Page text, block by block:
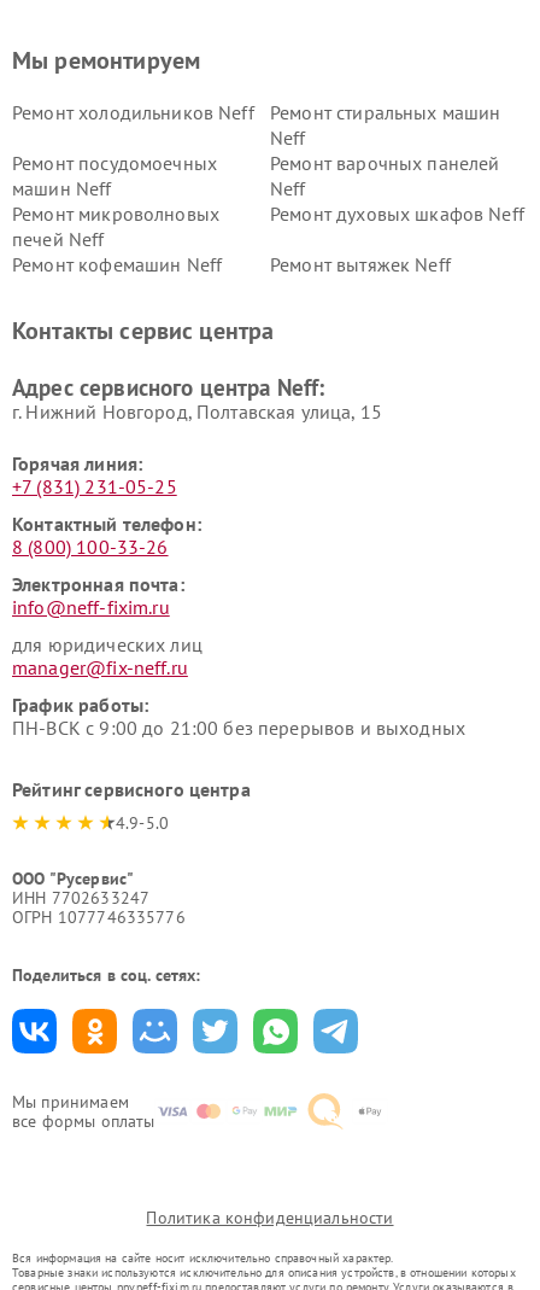
Мы принимаем
все формы оплаты
Мы ремонтируем
Ремонт холодильников Neff
Ремонт стиральных машин
Neff
Ремонт посудомоечных
машин Neff
Ремонт варочных панелей
Neff
Ремонт микроволновых
печей Neff
Ремонт духовых шкафов Neff
Ремонт кофемашин Neff Ремонт вытяжек Neff
Контакты сервис центра
Адрес сервисного центра Neff:
г. Нижний Новгород, Полтавская улица, 15
Горячая линия:
+7 (831) 231-05-25
Контактный телефон:
8 (800) 100-33-26
Электронная почта:
info@neff-fixim.ru
для юридических лиц
manager@fix-neff.ru
График работы:
ПН-ВСК с 9:00 до 21:00 без перерывов и выходных
Рейтинг сервисного центра
4.9-5.0
ООО "Русервис"
ИНН 7702633247
ОГРН 1077746335776
Поделиться в соц. сетях:
Политика конфиденциальности
Вся информация на сайте носит исключительно справочный характер.
Товарные знаки используются исключительно для описания устройств, в отношении которых